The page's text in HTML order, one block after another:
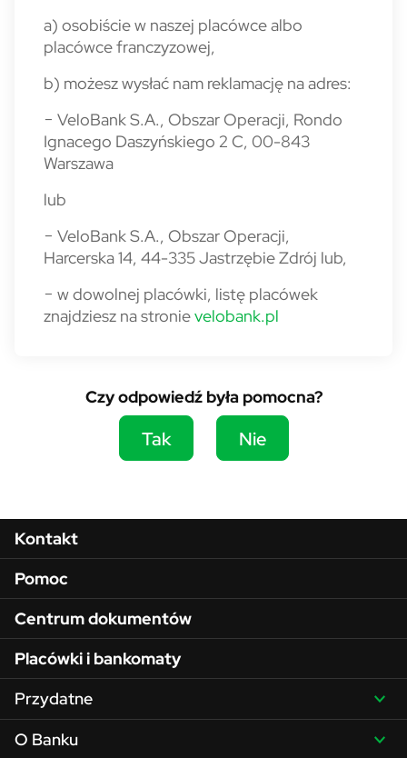
a) osobiście w naszej placówce albo
placówce franczyzowej,
b) możesz wysłać nam reklamację na adres:
− VeloBank S.A., Obszar Operacji, Rondo
Ignacego Daszyńskiego 2 C, 00-843
Warszawa
lub
− VeloBank S.A., Obszar Operacji,
Harcerska 14, 44-335 Jastrzębie Zdrój lub,
− w dowolnej placówki, listę placówek
znajdziesz na stronievelobank.pl
Czy odpowiedź była pomocna?
Tak Nie
Menu w stopce
Kontakt
Pomoc
Centrum dokumentów
Placówki i bankomaty
Przydatne
O Banku